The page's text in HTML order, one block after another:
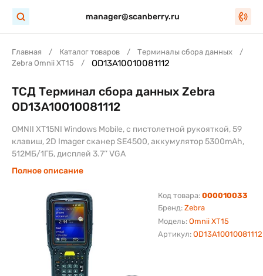
manager@scanberry.ru
Главная Каталог товаров
Терминалы сбора данных
Zebra Omnii XT15
OD13A10010081112
Бренд: Zebra
Модель: Omnii XT15
Код товара: 000010033
Артикул: OD13A10010081112
ТСД Терминал сбора данных Zebra
OD13A10010081112
OMNII XT15NI Windows Mobile, с пистолетной рукояткой, 59
клавиш, 2D Imager сканер SE4500, аккумулятор 5300mAh,
512МБ/1ГБ, дисплей 3.7’’ VGA
Полное описание